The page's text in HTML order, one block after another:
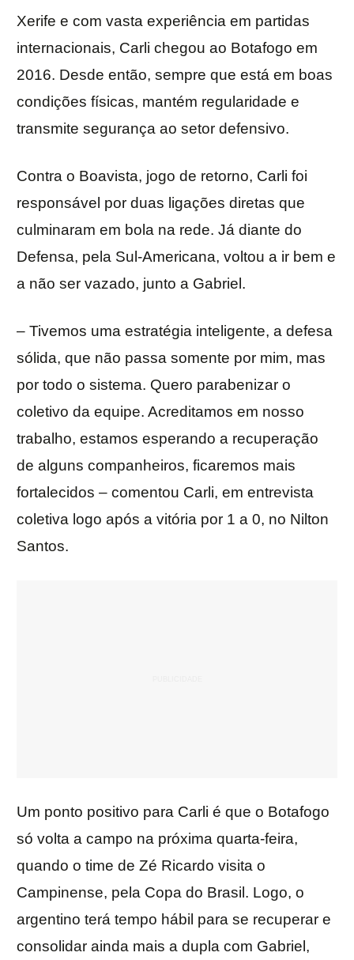
Xerife e com vasta experiência em partidas
internacionais, Carli chegou ao Botafogo em
2016. Desde então, sempre que está em boas
condições físicas, mantém regularidade e
transmite segurança ao setor defensivo.
Contra o Boavista, jogo de retorno, Carli foi
responsável por duas ligações diretas que
culminaram em bola na rede. Já diante do
Defensa, pela Sul-Americana, voltou a ir bem e
a não ser vazado, junto a Gabriel.
– Tivemos uma estratégia inteligente, a defesa
sólida, que não passa somente por mim, mas
por todo o sistema. Quero parabenizar o
coletivo da equipe. Acreditamos em nosso
trabalho, estamos esperando a recuperação
de alguns companheiros, ficaremos mais
fortalecidos – comentou Carli, em entrevista
coletiva logo após a vitória por 1 a 0, no Nilton
Santos.
Um ponto positivo para Carli é que o Botafogo
só volta a campo na próxima quarta-feira,
quando o time de Zé Ricardo visita o
Campinense, pela Copa do Brasil. Logo, o
argentino terá tempo hábil para se recuperar e
consolidar ainda mais a dupla com Gabriel,